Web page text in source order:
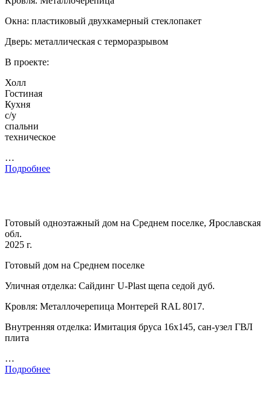
Окна: пластиковый двухкамерный стеклопакет
Дверь: металлическая с терморазрывом
В проекте:
Холл
Гостиная
Кухня
с/у
спальни
техническое
…
Подробнее
Готовый одноэтажный дом на Среднем поселке, Ярославская
обл.
2025 г.
Готовый дом на Среднем поселке
Уличная отделка: Сайдинг U-Plast щепа седой дуб.
Кровля: Металлочерепица Монтерей RAL 8017.
Внутренняя отделка: Имитация бруса 16х145, сан-узел ГВЛ
плита
…
Подробнее